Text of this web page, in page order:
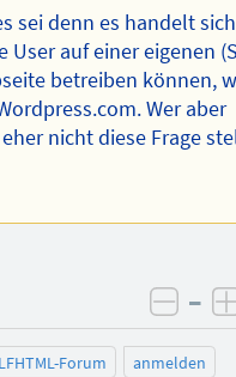
sei denn es handelt
User auf einer eigenen
betreiben können,
Wer aber
nicht diese Frage
–
Forum
anmelden